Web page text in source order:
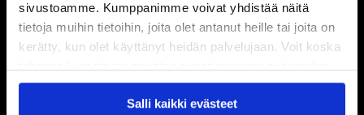
sivustoamme. Kumppanimme voivat yhdistää näitä
tietoja muihin tietoihin, joita olet antanut heille tai joita on
kerätty, kun olet käyttänyt heidän palvelujaan. Voit koska
käytöstäEvästeet-sivultamme.
Salli kaikki evästeet